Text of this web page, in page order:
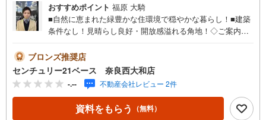
おすすめポイント 福原 大騎
■自然に恵まれた緑豊かな住環境で穏やかな暮らし！■建築
条件なし！見晴らし良好・開放感溢れる角地！◇ご案内に
間でもご見学可！・今から見たい！というお声にもご対応
できます！◇住宅ローンもお任せください！◇・提携銀行
多数あり（地方銀行・都市銀行・信用金庫etc）・優遇後適
用金利 0.875％～（審査内容により異なります）--- ◇◇ Ya
hoo！不動産キャンペーン対象店舗 ◇◇ ----当店で物件を成
約いただくとPayPayボーナスライトがもらえる【Yahoo！
ブロンズ推奨店
センチュリー21ベース 奈良西大和店
-.-- 不動産会社レビュー 2件
資料をもらう （無料）